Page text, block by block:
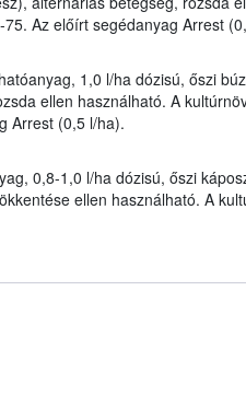
Az előírt segédanyag Arrest
1,0 l/ha dózisú, őszi
ellen használható. A
Arrest (0,5 l/ha).
0,8-1,0 l/ha dózisú, őszi
ellen használható. A